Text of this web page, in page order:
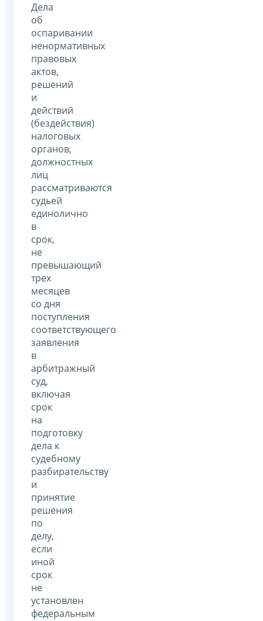
Дела
об
оспаривании
ненормативных
правовых
актов,
решений
и
действий
(бездействия)
налоговых
органов,
должностных
лиц
рассматриваются
судьей
единолично
в
срок,
не
превышающий
трех
месяцев
со дня
поступления
соответствующего
заявления
в
арбитражный
суд,
включая
срок
на
подготовку
дела к
судебному
разбирательству
и
принятие
решения
по
делу,
если
иной
срок
не
установлен
федеральным